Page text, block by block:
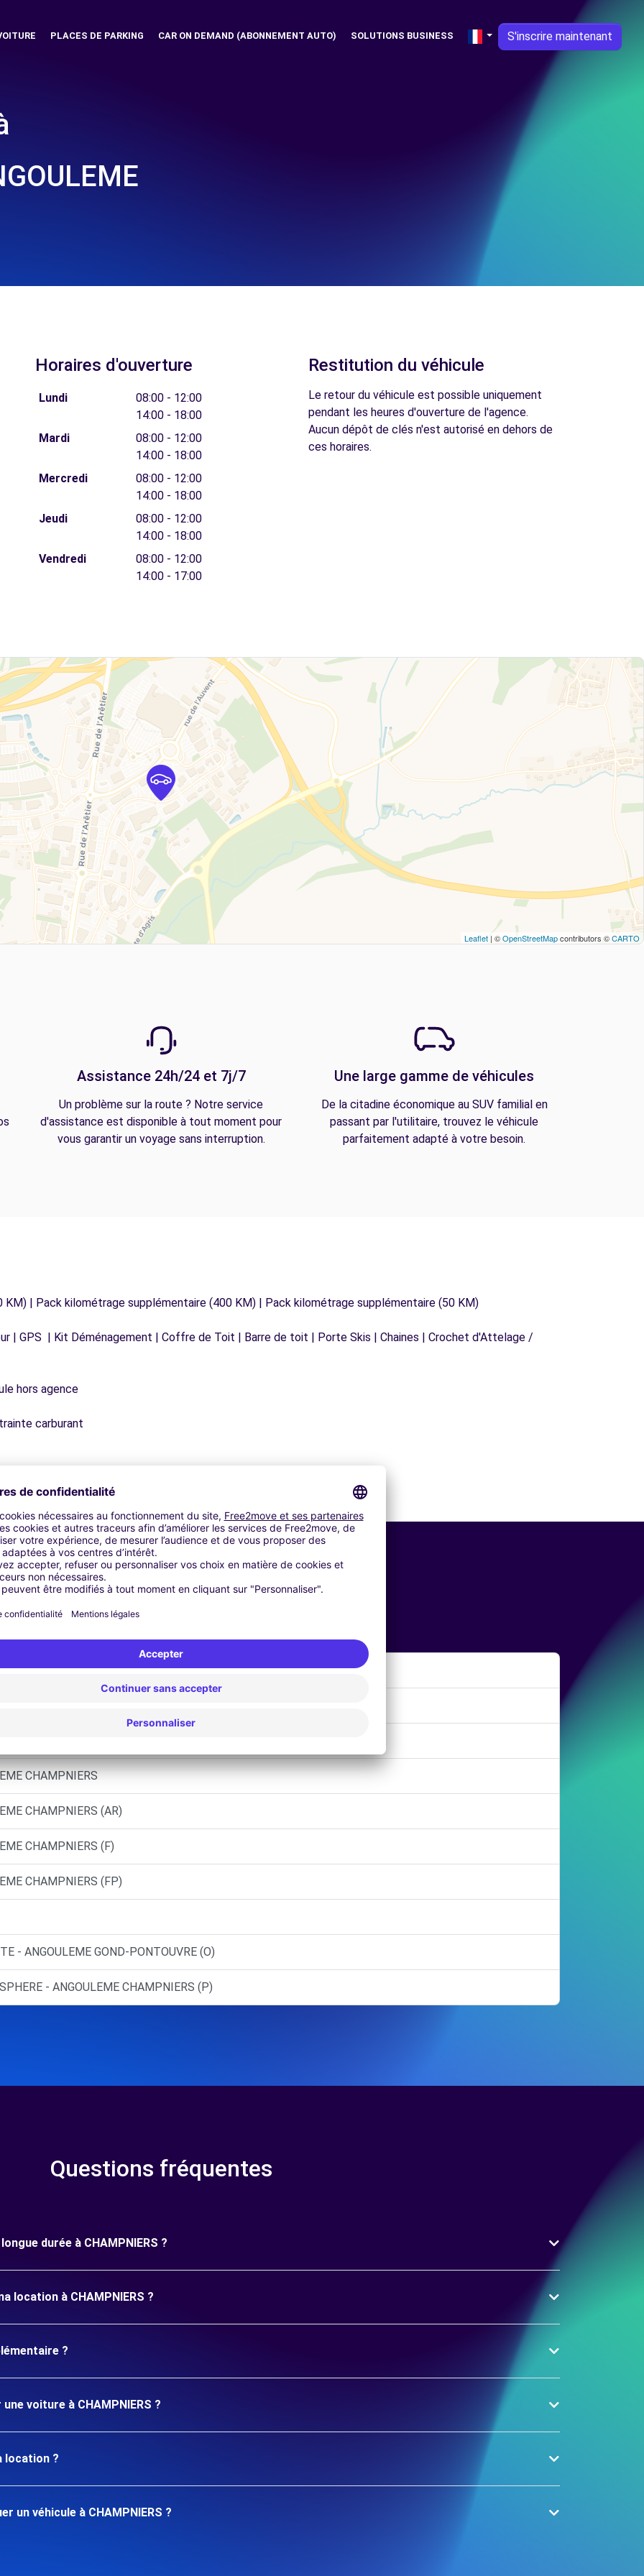
PLACES DE PARKING CAR ON DEMAND (ABONNEMENT AUTO) SOLUTIONS BUSINESS S'inscrire maintenant
Horaires d'ouverture
Lundi
08:00 - 12:00
14:00 - 18:00
Mardi
08:00 - 12:00
14:00 - 18:00
Mercredi
08:00 - 12:00
14:00 - 18:00
Jeudi
08:00 - 12:00
14:00 - 18:00
Vendredi
08:00 - 12:00
14:00 - 17:00
Restitution du véhicule
Le retour du véhicule est possible uniquement
pendant les heures d'ouverture de l'agence.
Aucun dépôt de clés n'est autorisé en dehors de
ces horaires.
Leaflet | ©OpenStreetMapcontributors ©CARTO
Assistance 24h/24 et 7j/7
Un problème sur la route ? Notre service
d'assistance est disponible à tout moment pour
vous garantir un voyage sans interruption.
Une large gamme de véhicules
De la citadine économique au SUV familial en
passant par l'utilitaire, trouvez le véhicule
parfaitement adapté à votre besoin.
| Pack kilométrage supplémentaire (400 KM) | Pack kilométrage supplémentaire (50 KM)
| GPS | Kit Déménagement | Coffre de Toit | Barre de toit | Porte Skis | Chaines | Crochet d'Attelage /
hors agence
carburant
Agences similaires
- ANGOULEME CHAMPNIERS (DS)
CHAMPNIERS
CHAMPNIERS (AR)
CHAMPNIERS (F)
CHAMPNIERS (FP)
- ANGOULEME GOND-PONTOUVRE (O)
- ANGOULEME CHAMPNIERS (P)
Questions fréquentes
durée à CHAMPNIERS ?
location à CHAMPNIERS ?
?
voiture à CHAMPNIERS ?
location ?
un véhicule à CHAMPNIERS ?